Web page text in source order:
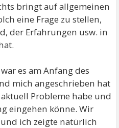
bringt auf allgemeinen
eine Frage zu stellen,
der Erfahrungen usw. in
es am Anfang des
mich angeschrieben hat
Probleme habe und
eingehen könne. Wir
ich zeigte natürlich